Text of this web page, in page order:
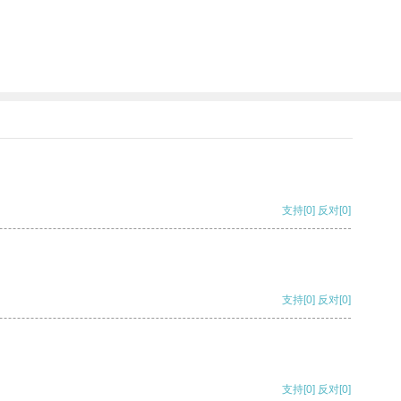
支持[0] 反对[0]
支持[0] 反对[0]
支持[0] 反对[0]